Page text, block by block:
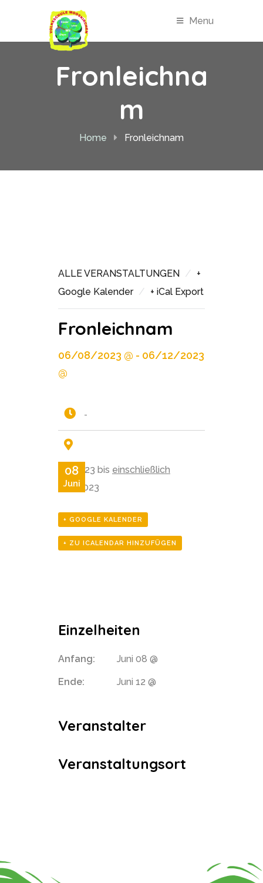
Menu
Fronleichna
m
Home Fronleichnam
ALLE VERANSTALTUNGEN / +
Google Kalender / + iCal Export
Fronleichnam
06/08/2023 @ - 06/12/2023
@
08
Juni
-
8.6.2023 bis einschließlich
12.6.2023
+ GOOGLE KALENDER
+ ZU ICALENDAR HINZUFÜGEN
Einzelheiten
Anfang: Juni 08 @
Ende: Juni 12 @
Veranstalter
Veranstaltungsort